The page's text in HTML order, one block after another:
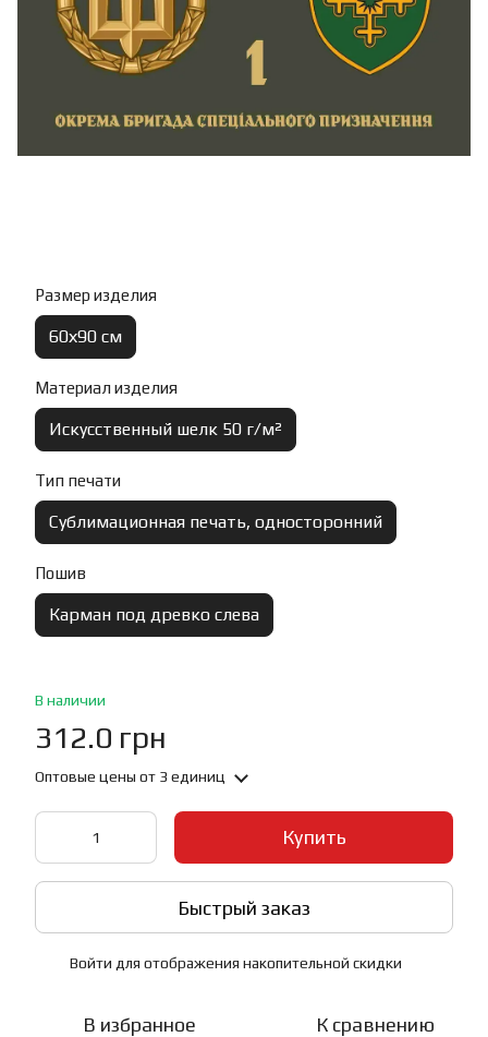
Размер изделия
60х90 см
Материал изделия
Искусственный шелк 50 г/м²
Тип печати
Сублимационная печать, односторонний
Пошив
Карман под древко слева
В наличии
312.0 грн
Оптовые цены от 3 единиц
Купить
Быстрый заказ
Войти для отображения накопительной скидки
В избранное К сравнению